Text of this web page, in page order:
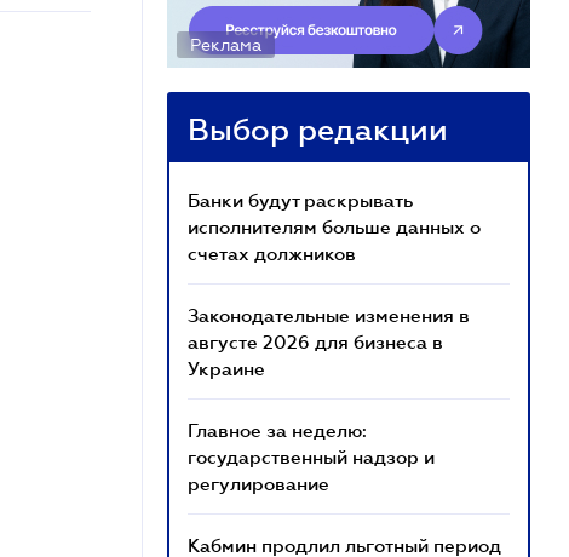
Реклама
Выбор редакции
Банки будут раскрывать
исполнителям больше данных о
счетах должников
Законодательные изменения в
августе 2026 для бизнеса в
Украине
Главное за неделю:
государственный надзор и
регулирование
Кабмин продлил льготный период